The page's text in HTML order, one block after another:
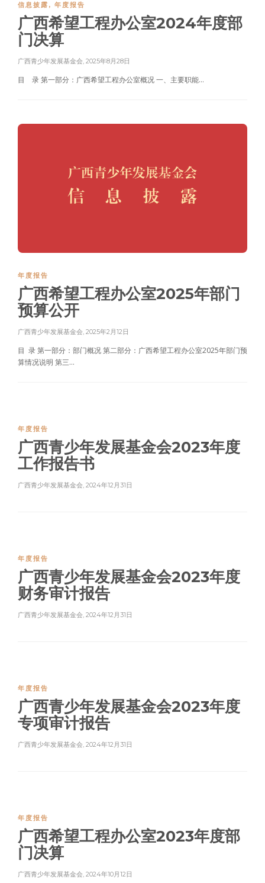
信息披露 , 年度报告
广西希望工程办公室2024年度部
门决算
广西青少年发展基金会, 2025年8月28日
目 录 第一部分：广西希望工程办公室概况 一、主要职能...
年度报告
广西希望工程办公室2025年部门
预算公开
广西青少年发展基金会, 2025年2月12日
目 录 第一部分：部门概况 第二部分：广西希望工程办公室2025年部门预
算情况说明 第三...
年度报告
广西青少年发展基金会2023年度
工作报告书
广西青少年发展基金会, 2024年12月31日
年度报告
广西青少年发展基金会2023年度
财务审计报告
广西青少年发展基金会, 2024年12月31日
年度报告
广西青少年发展基金会2023年度
专项审计报告
广西青少年发展基金会, 2024年12月31日
年度报告
广西希望工程办公室2023年度部
门决算
广西青少年发展基金会, 2024年10月12日